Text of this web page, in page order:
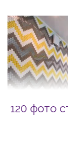
120 фото